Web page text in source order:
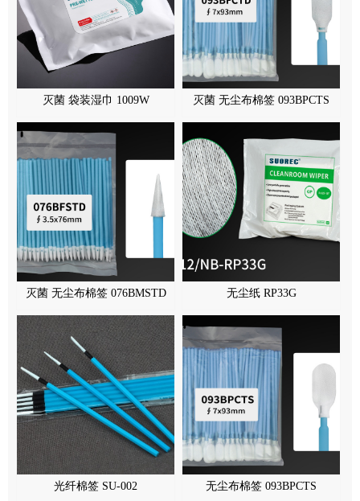
灭菌 袋装湿巾 1009W 灭菌 无尘布棉签 093BPCTS
灭菌 无尘布棉签 076BMSTD 无尘纸 RP33G
光纤棉签 SU-002 无尘布棉签 093BPCTS